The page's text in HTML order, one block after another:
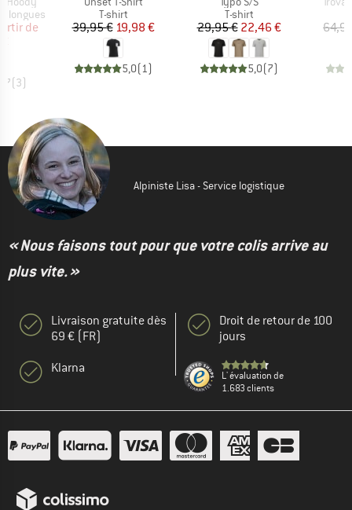
longues
réduit
de
(3)
Product group
T-shirt
Prix
39,95 €Prix réduit
19,98 €
5,0(1)
Product group
T-shirt
Prix
29,95 €Prix réduit
22,46 €
5,0(7)
Alpiniste Lisa - Service logistique
« Nous faisons tout pour que votre colis arrive au
plus vite. »
Livraison gratuite dès
69 € (FR)
Klarna
Droit de retour de 100
jours
L' évaluation de
1.683 clients